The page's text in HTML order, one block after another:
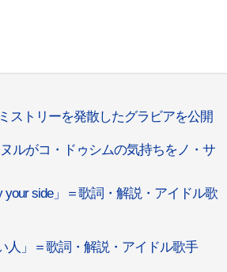
ストリーを発散したグラビアを公開
ルがコ・ドゥシムの気持ちをノ・サ
side」＝歌詞・解説・アイドル歌
」＝歌詞・解説・アイドル歌手